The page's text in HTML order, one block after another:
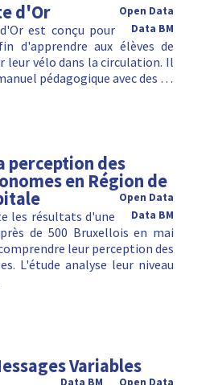
d'Or
Open Data
Data BM
est conçu pour
d'apprendre aux élèves de
leur vélo dans la circulation. Il
pédagogique avec des …
perception des
en Région de
Open Data
Data BM
les résultats d'une
de 500 Bruxellois en mai
leur perception des
L'étude analyse leur niveau
Variables